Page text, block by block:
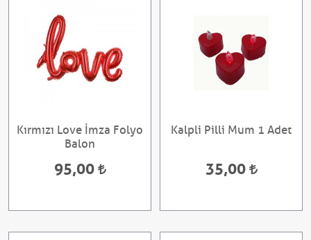
Kırmızı Love İmza Folyo
Balon
95,00
Kalpli Pilli Mum 1 Adet
35,00